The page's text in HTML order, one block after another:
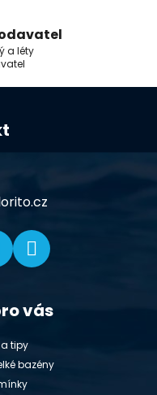
a léty
vás
tipy
bazény